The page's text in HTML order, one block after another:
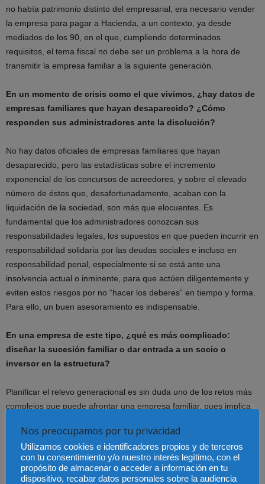
no había patrimonio distinto del empresarial, era necesario vender
la empresa para pagar a Hacienda, a un contexto, ya desde
mediados de los 90, en el que, cumpliendo determinados
requisitos, el tema fiscal no debe ser un problema a la hora de
transmitir la empresa familiar a la siguiente generación.
En un momento de crisis como el que vivimos, ¿hay datos de
empresas familiares que hayan desaparecido? ¿Cómo
responden sus administradores ante la disolución?
No hay datos oficiales de empresas familiares que hayan
desaparecido, pero las estadísticas sobre el incremento
exponencial de los concursos de acreedores, y sobre el elevado
número de éstos que, desafortunadamente, acaban con la
liquidación de la sociedad, son más que elocuentes. Es
fundamental que los administradores conozcan sus
responsabilidades legales, los supuestos en que pueden incurrir en
responsabilidad solidaria por las deudas sociales e incluso en
responsabilidad penal, especialmente si se está ante una
insolvencia actual o inminente, para que actúen diligentemente y
eviten estos riesgos por no “hacer los deberes” en tiempo y forma.
Para ello, un buen asesoramiento es indispensable.
En una empresa de este tipo, ¿qué es más complicado:
diseñar la sucesión familiar o dar entrada a un socio o
inversor en la estructura?
Planificar el relevo generacional es sin duda uno de los retos más
complejos que puede afrontar una empresa familiar, pues implica
patrimoniales y emocionales, con su correspondiente
alcance jurídico. Dar entrada a un socio tercero o inversor puede
generar cierta resistencia en algunos casos – no en todos –
cuando existe un miedo a perder el control, pero hay muchos
Nos preocupamos por tu privacidad
Utilizamos cookies e identificadores propios y de terceros
con tu consentimiento y/o nuestro interés legítimo, con el
propósito de almacenar o acceder a información en tu
dispositivo, recabar datos personales sobre la audiencia